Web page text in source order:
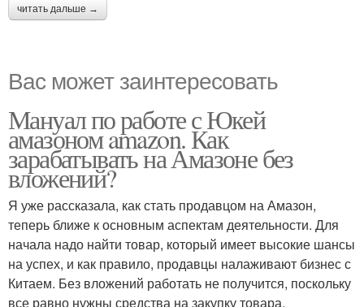
читать дальше →
Вас может заинтересовать
Мануал по работе с Юкей
амазоном amazon. Как
зарабатывать на Амазоне без
вложений?
Я уже рассказала, как стать продавцом на Амазон,
теперь ближе к основным аспектам деятельности. Для
начала надо найти товар, который имеет высокие шансы
на успех, и как правило, продавцы налаживают бизнес с
Китаем. Без вложений работать не получится, поскольку
все равно нужны средства на закупку товара.